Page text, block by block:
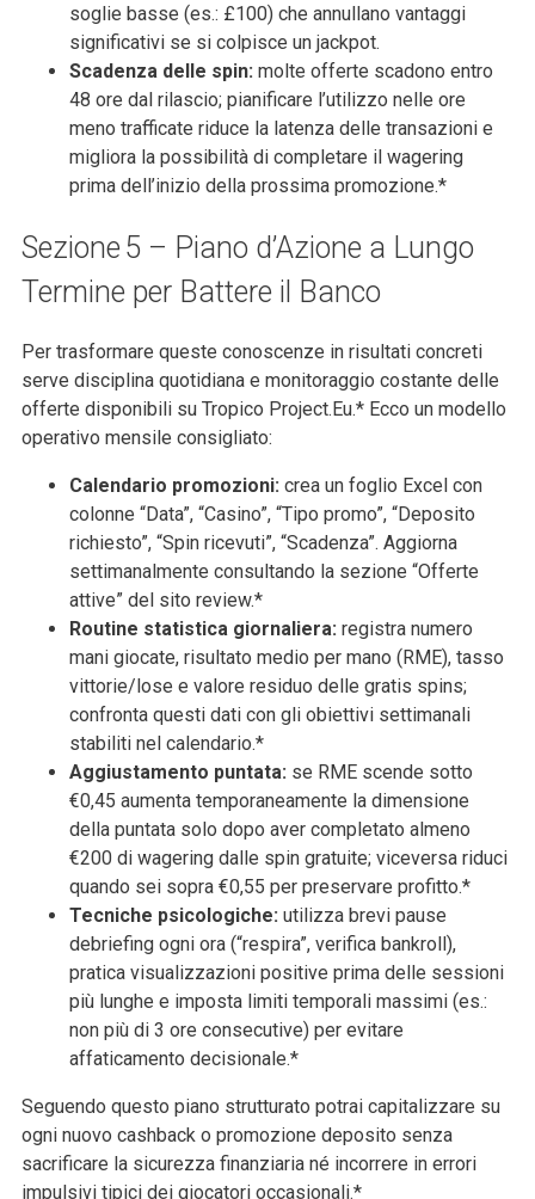
soglie basse (es.: £100) che annullano vantaggi
significativi se si colpisce un jackpot.
Scadenza delle spin: molte offerte scadono entro
48 ore dal rilascio; pianificare l’utilizzo nelle ore
meno trafficate riduce la latenza delle transazioni e
migliora la possibilità di completare il wagering
prima dell’inizio della prossima promozione.*
Sezione 5 – Piano d’Azione a Lungo
Termine per Battere il Banco
Per trasformare queste conoscenze in risultati concreti
serve disciplina quotidiana e monitoraggio costante delle
offerte disponibili su Tropico Project.Eu.* Ecco un modello
operativo mensile consigliato:
Calendario promozioni: crea un foglio Excel con
colonne “Data”, “Casino”, “Tipo promo”, “Deposito
richiesto”, “Spin ricevuti”, “Scadenza”. Aggiorna
settimanalmente consultando la sezione “Offerte
attive” del sito review.*
Routine statistica giornaliera: registra numero
mani giocate, risultato medio per mano (RME), tasso
vittorie/lose e valore residuo delle gratis spins;
confronta questi dati con gli obiettivi settimanali
stabiliti nel calendario.*
Aggiustamento puntata: se RME scende sotto
€0,45 aumenta temporaneamente la dimensione
della puntata solo dopo aver completato almeno
€200 di wagering dalle spin gratuite; viceversa riduci
quando sei sopra €0,55 per preservare profitto.*
Tecniche psicologiche: utilizza brevi pause
debriefing ogni ora (“respira”, verifica bankroll),
pratica visualizzazioni positive prima delle sessioni
più lunghe e imposta limiti temporali massimi (es.:
non più di 3 ore consecutive) per evitare
affaticamento decisionale.*
Seguendo questo piano strutturato potrai capitalizzare su
ogni nuovo cashback o promozione deposito senza
sacrificare la sicurezza finanziaria né incorrere in errori
impulsivi tipici dei giocatori occasionali.*